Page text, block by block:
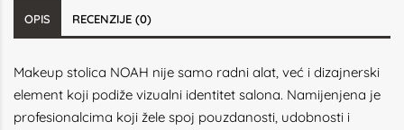
OPIS RECENZIJE (0)
Makeup stolica NOAH nije samo radni alat, već i dizajnerski
element koji podiže vizualni identitet salona. Namijenjena je
profesionalcima koji žele spoj pouzdanosti, udobnosti i